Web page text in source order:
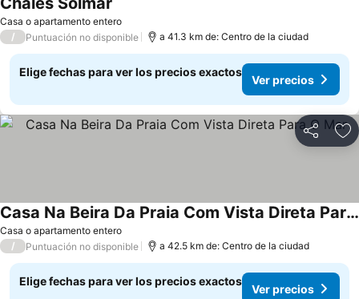
Casa o apartamento entero
/ Puntuación no disponible a 41.3 km de: Centro de la ciudad
Elige fechas para ver los precios exactos
Ver precios
Compartir
Casa o apartamento entero
Casa Na Beira Da Praia Com Vista Direta Para O Mar
/ Puntuación no disponible a 42.5 km de: Centro de la ciudad
Elige fechas para ver los precios exactos
Ver precios